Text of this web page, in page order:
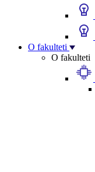
O fakulteti
O fakulteti